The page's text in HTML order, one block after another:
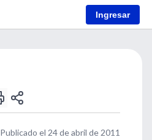
Ingresar
Publicado el 24 de abril de 2011